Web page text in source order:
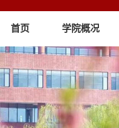
首页 学院概况